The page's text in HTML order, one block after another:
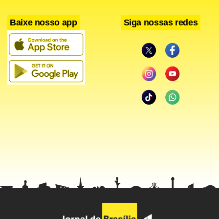
Cafardo e Sérgio Pompeu e pelo fotógrafo Evelson de
Freitas, e a cobertura realizada nos dias seguintes
Baixe nosso app Siga nossas redes